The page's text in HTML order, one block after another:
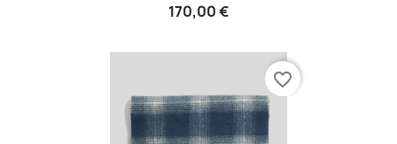
170,00 €
favorite_border